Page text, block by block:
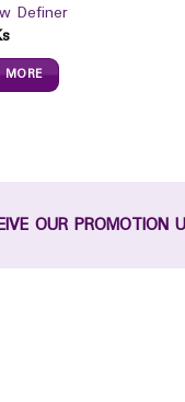
Definer
MORE
OUR PROMOTION